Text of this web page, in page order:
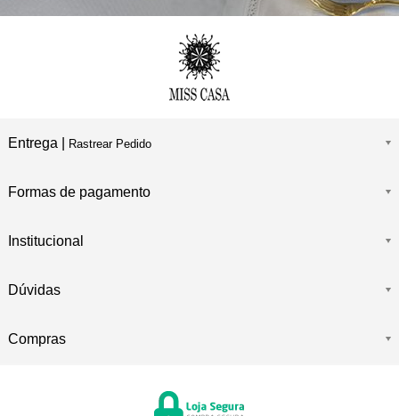
Entrega | Rastrear Pedido
Formas de pagamento
Institucional
Dúvidas
Compras